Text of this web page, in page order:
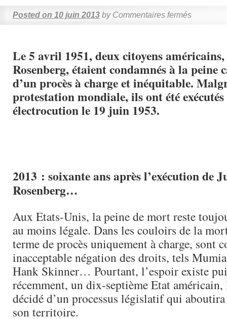
Posted on 10 juin 2013 by Commentaires fermés
Le 5 avril 1951, deux citoyens
Rosenberg, étaient condamnés à la peine
d’un procès à charge et inéquitable.
protestation mondiale, ils ont été
électrocution le 19 juin 1953.
2013 : soixante ans après l’exécution de
Rosenberg…
Aux Etats-Unis, la peine de mort reste
au moins légale. Dans les couloirs de la
terme de procès uniquement à charge, sont
inacceptable négation des droits, tels
Hank Skinner… Pourtant, l’espoir existe
récemment, un dix-septième Etat
décidé d’un processus législatif qui
son territoire.